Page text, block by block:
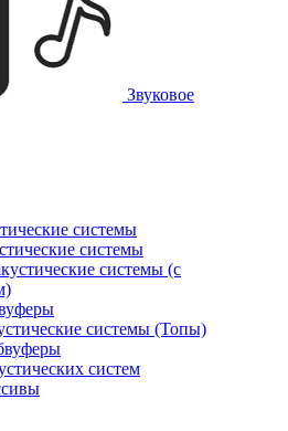
Звуковое
системы
системы
системы (с
системы (Топы)
систем